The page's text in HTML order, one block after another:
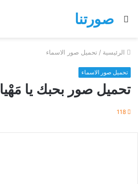
صورتنا
بحث
الرئيسية / تحميل صور الاسماء
تحميل صور الاسماء
تحميل صور بحبك يا مَهْيا
118